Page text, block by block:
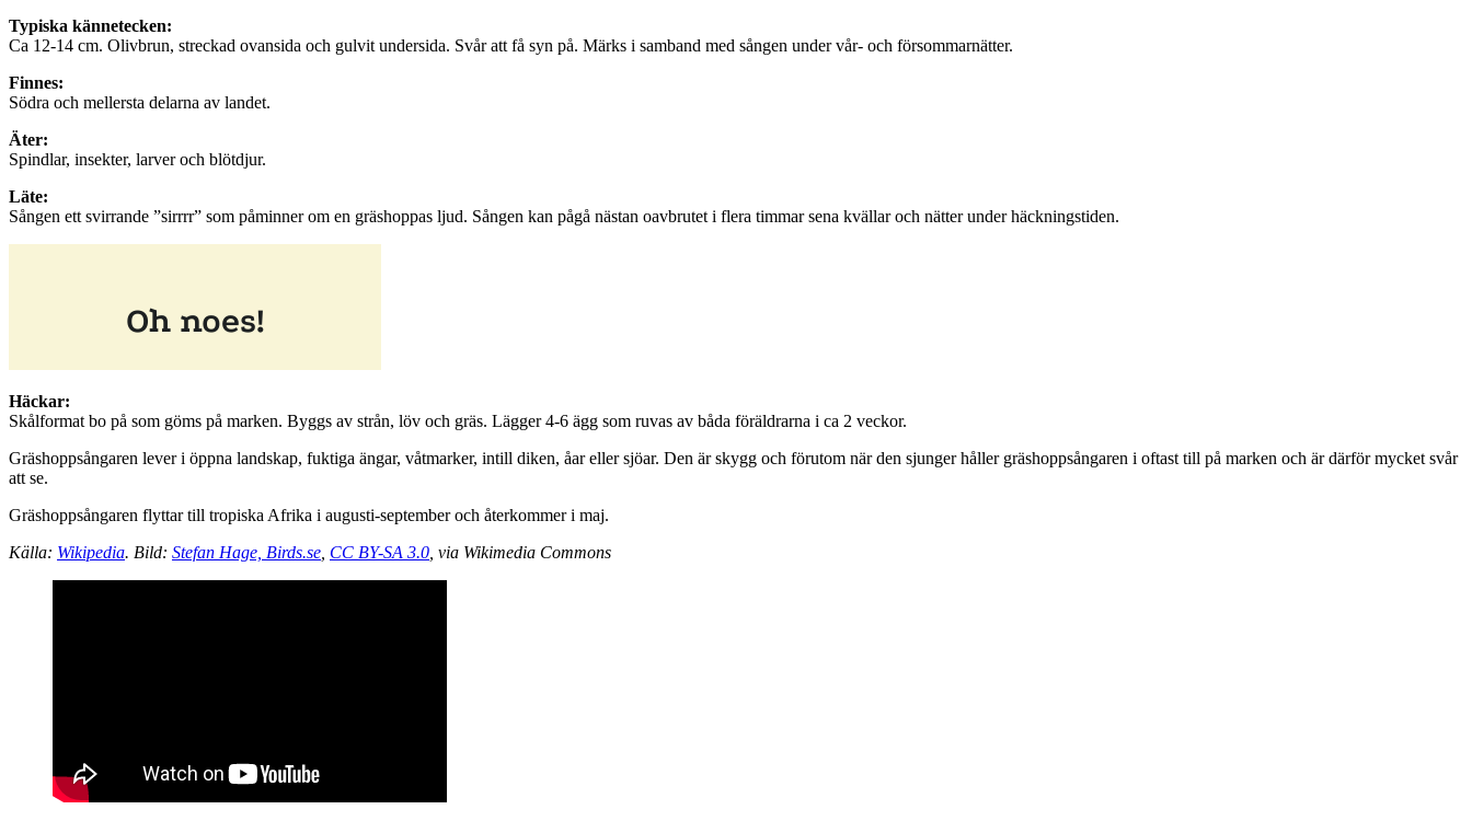
Typiska kännetecken:
Ca 12-14 cm. Olivbrun, streckad ovansida och gulvit undersida. Svår att få syn på. Märks i samband med sången under vår- och försommarnätter.
Finnes:
Södra och mellersta delarna av landet.
Äter:
Spindlar, insekter, larver och blötdjur.
Läte:
Sången ett svirrande ”sirrrr” som påminner om en gräshoppas ljud. Sången kan pågå nästan oavbrutet i flera timmar sena kvällar och nätter under häckningstiden.
Häckar:
Skålformat bo på som göms på marken. Byggs av strån, löv och gräs. Lägger 4-6 ägg som ruvas av båda föräldrarna i ca 2 veckor.
Gräshoppsångaren lever i öppna landskap, fuktiga ängar, våtmarker, intill diken, åar eller sjöar. Den är skygg och förutom när den sjunger håller gräshoppsångaren i oftast till på marken och är därför mycket svår
att se.
Gräshoppsångaren flyttar till tropiska Afrika i augusti-september och återkommer i maj.
Källa: Wikipedia. Bild: Stefan Hage, Birds.se CC BY-SA 3.0 , via Wikimedia Commons